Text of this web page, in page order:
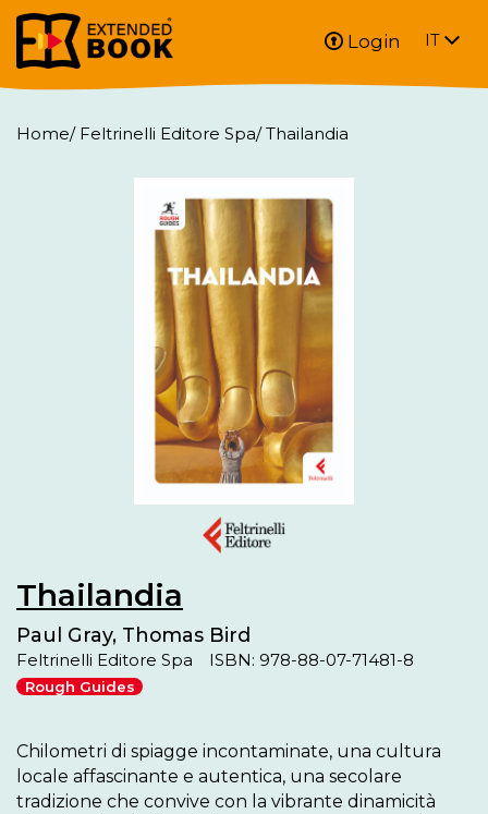
Login IT
Home/ Feltrinelli Editore Spa/ Thailandia
Thailandia
Paul Gray, Thomas Bird
Feltrinelli Editore Spa ISBN: 978-88-07-71481-8
Rough Guides
Chilometri di spiagge incontaminate, una cultura
locale affascinante e autentica, una secolare
tradizione che convive con la vibrante dinamicità